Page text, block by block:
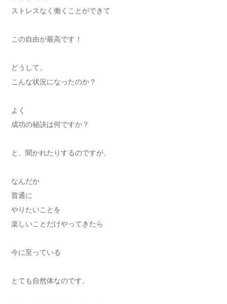
ストレスなく働くことができて
この自由が最高です！
どうして、
こんな状況になったのか？
よく
成功の秘訣は何ですか？
と、聞かれたりするのですが、
なんだか
普通に
やりたいことを
楽しいことだけやってきたら
今に至っている
とても自然体なのです。